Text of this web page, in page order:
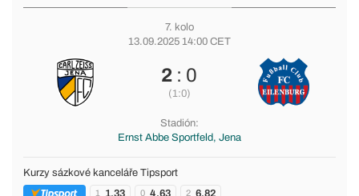
7. kolo
13.09.2025 14:00 CET
2 : 0
(1:0)
Stadión:
Ernst Abbe Sportfeld, Jena
Kurzy sázkové kanceláře Tipsport
1 1.33 0 4.63 2 6.82